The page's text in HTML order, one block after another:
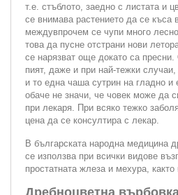
т.е. стъблото, заедно с листата и
се внимава растението да се къса
междувпрочем се чупи много
това да пусне отстрани нови
се нарязват още докато са
пият, даже и при най-тежки
и то една чаша сутрин на гладно
обаче не значи, че човек може да
при лекаря. При всяко тежко
цена да се консултира с лекар.
В българската народна медицина
се използва при всички видове
простатната жлеза и мехура,
Дребноцветна